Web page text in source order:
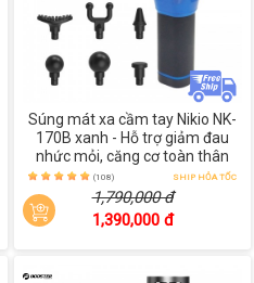
Súng mát xa cầm tay Nikio NK-
170B xanh - Hỗ trợ giảm đau
nhức mỏi, căng cơ toàn thân
(108) SHIP HỎA TỐC
1,790,000 đ
1,390,000 đ